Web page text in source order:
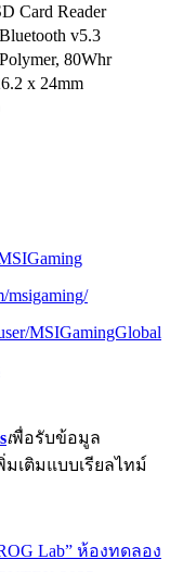
Card Reader
v5.3
80Whr
x 24mm
msigaming/
MSIGamingGlobal
เพื่อรับข้อมูล
เติมแบบเรียลไทม์
Lab” ห้องทดลอง